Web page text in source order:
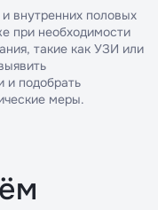
внутренних половых
при необходимости
такие как УЗИ или
и подобрать
меры.